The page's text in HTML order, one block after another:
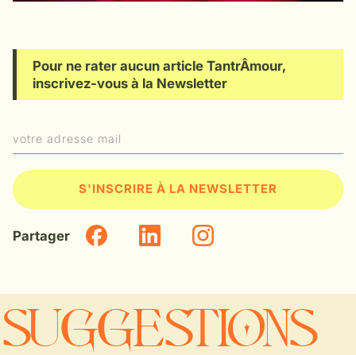
Pour ne rater aucun article TantrÂmour,
inscrivez-vous à la Newsletter
Partager
SUGGESTIONS